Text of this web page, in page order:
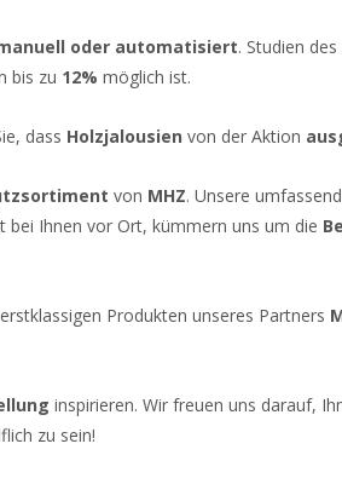
oder automatisiert. Studien des
bis zu 12% möglich ist.
dass Holzjalousien von der Aktion
von MHZ. Unsere
bei Ihnen vor Ort, kümmern uns um die
Produkten unseres Partners
inspirieren. Wir freuen uns darauf,
zu sein!